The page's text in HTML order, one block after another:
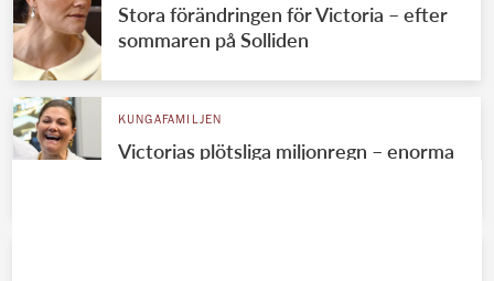
Stora förändringen för Victoria – efter
sommaren på Solliden
KUNGAFAMILJEN
Victorias plötsliga miljonregn – enorma